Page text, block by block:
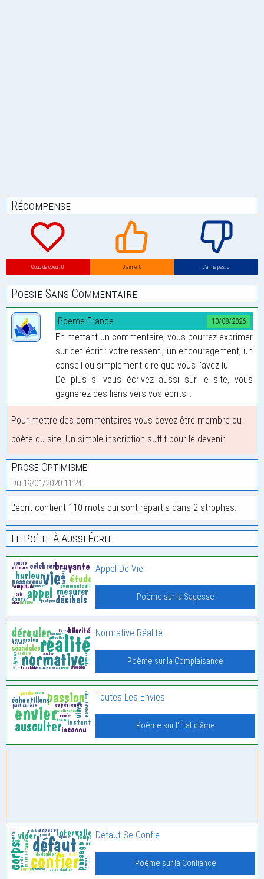
Récompense
Coup de coeur: 0 J’aime: 0 J’aime pas: 0
Poesie Sans Commentaire
10/08/2026
Poeme-France
En mettant un commentaire, vous pourrez exprimer
sur cet écrit : votre ressenti, un encouragement, un
conseil ou simplement dire que vous l'avez lu.
De plus si vous écrivez aussi sur le site, vous
gagnerez des liens vers vos écrits...
Pour mettre des commentaires vous devez être membre ou
poète du site. Un simple inscription suffit pour le devenir.
Prose Optimisme
Du 19/01/2020 11:24
L'écrit contient 110 mots qui sont répartis dans 2 strophes.
Le Poète À Aussi Écrit:
Appel De Vie
Poème sur la Sagesse
Normative Réalité
Poème sur la Complaisance
Toutes Les Envies
Poème sur l'État d'âme
Défaut Se Confie
Poème sur la Confiance